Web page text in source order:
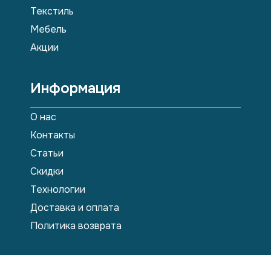
Текстиль
Мебель
Акции
Информация
О нас
Контакты
Статьи
Скидки
Технологии
Доставка и оплата
Политика возврата